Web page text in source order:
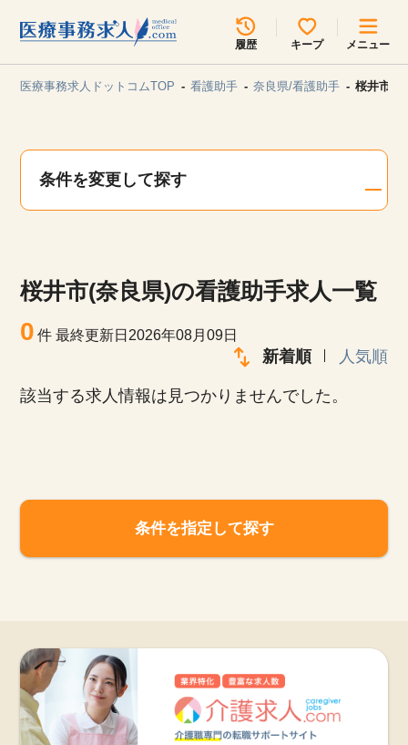
履歴 キープ メニュー
見学会・イベント情報
よくあるご質問
運営会社
医療事務求人ドットコムTOP 看護助手 奈良県/看護助手 桜井市(
条件を変更して探す
桜井市(奈良県)の看護助手求人一覧
0 件最終更新日2026年08月09日
新着順 人気順
該当する求人情報は見つかりませんでした。
条件を指定して探す
所在地のエリアを選択してください
各支店担当よりご連絡させていただきます。
関東
甲信越・北陸 中国・四国